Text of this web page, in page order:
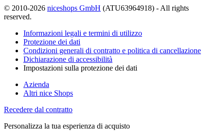
© 2010-2026 niceshops GmbH (ATU63964918) - All rights
reserved.
Informazioni legali e termini di utilizzo
Protezione dei dati
Condizioni generali di contratto e politica di cancellazione
Dichiarazione di accessibilità
Impostazioni sulla protezione dei dati
Azienda
Altri nice Shops
Recedere dal contratto
Personalizza la tua esperienza di acquisto